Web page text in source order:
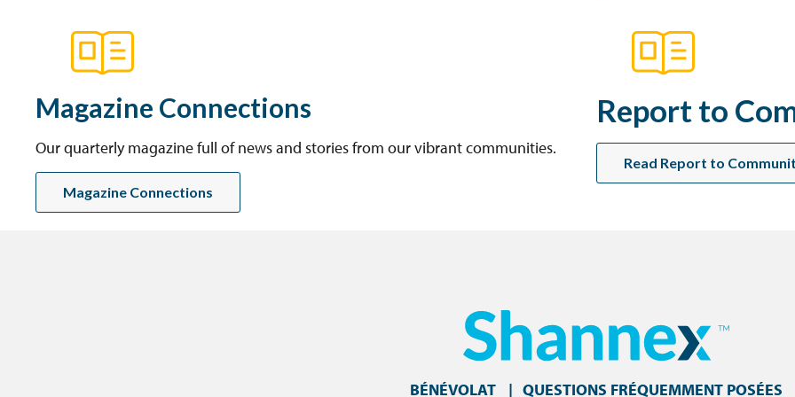
Magazine Connections
Our quarterly magazine full of news and stories from our vibrant communities.
Magazine Connections
Report to
Read Report to
BÉNÉVOLAT QUESTIONS FRÉQUEMMENT POSÉES